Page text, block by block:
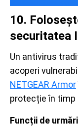
10.
securitatea
Un antivirus
acoperi
NETGEAR Armor
protecție în timp
Funcții de